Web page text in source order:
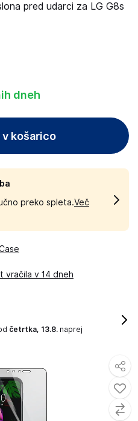
pred udarci za LG G8s
dneh
v košarico
preko spleta.Več
vračila v 14 dneh
četrtka, 13.8. naprej